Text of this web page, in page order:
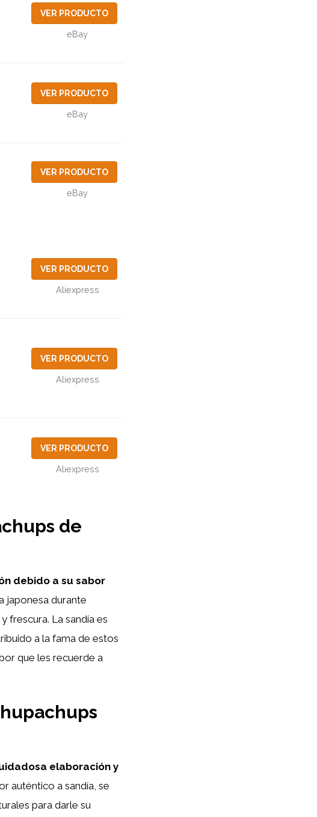
VER PRODUCTO
eBay
VER PRODUCTO
eBay
VER PRODUCTO
eBay
VER PRODUCTO
Aliexpress
VER PRODUCTO
Aliexpress
VER PRODUCTO
Aliexpress
de
debido a su sabor
japonesa durante
frescura. La sandía es
a la fama de estos
que les recuerde a
elaboración y
auténtico a sandía, se
para darle su